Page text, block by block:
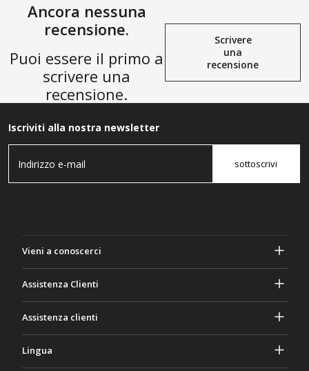
Ancora nessuna
recensione.
Puoi essere il primo a
scrivere una
recensione.
Scrivere
una
recensione
Iscriviti alla nostra newsletter
sottoscrivi
Vieni a conoscerci
Termini e Condizioni
Assistenza Clienti
Contattaci
Assistenza clienti
Lingua